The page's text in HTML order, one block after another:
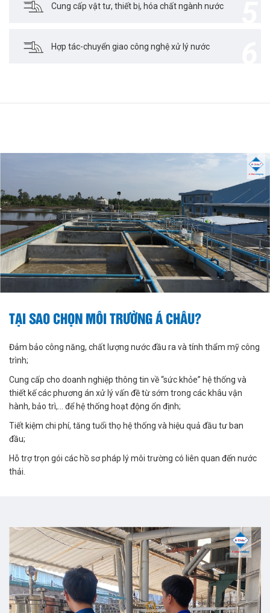
Cung cấp vật tư, thiết bị, hóa chất ngành nước
Hợp tác-chuyển giao công nghệ xử lý nước
TẠI SAO CHỌN MÔI TRƯỜNG Á CHÂU?
Đảm bảo công năng, chất lượng nước đầu ra và tính thẩm mỹ công
trình;
Cung cấp cho doanh nghiệp thông tin về “sức khỏe” hệ thống và
thiết kế các phương án xử lý vấn đề từ sớm trong các khâu vận
hành, bảo trì,… để hệ thống hoạt động ổn định;
Tiết kiệm chi phí, tăng tuổi thọ hệ thống và hiệu quả đầu tư ban
đầu;
Hỗ trợ trọn gói các hồ sơ pháp lý môi trường có liên quan đến nước
thải.